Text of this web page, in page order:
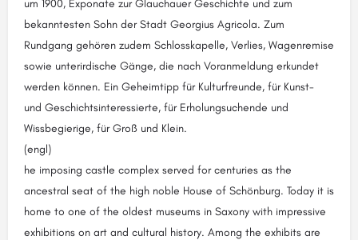
um 1900, Exponate zur Glauchauer Geschichte und zum
bekanntesten Sohn der Stadt Georgius Agricola. Zum
Rundgang gehören zudem Schlosskapelle, Verlies, Wagenremise
sowie unterirdische Gänge, die nach Voranmeldung erkundet
werden können. Ein Geheimtipp für Kulturfreunde, für Kunst-
und Geschichtsinteressierte, für Erholungsuchende und
Wissbegierige, für Groß und Klein.
(engl)
he imposing castle complex served for centuries as the
ancestral seat of the high noble House of Schönburg. Today it is
home to one of the oldest museums in Saxony with impressive
exhibitions on art and cultural history. Among the exhibits are